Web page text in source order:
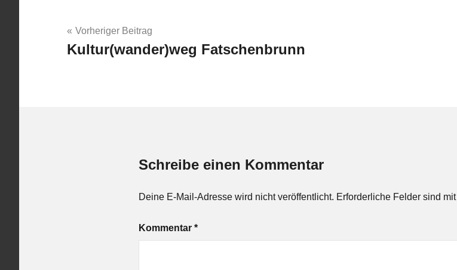
Beitrags-
Navigation
Vorheriger Beitrag
Kultur(wander)weg Fatschenbrunn
Schreibe einen Kommentar
Deine E-Mail-Adresse wird nicht veröffentlicht. Erforderliche Felder sind mit
Kommentar *